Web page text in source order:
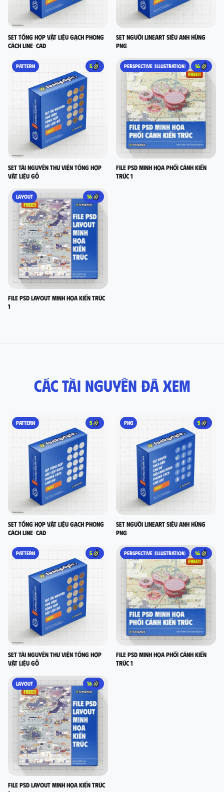
set tổng hợp vật liệu gạch phong
cách LINE-CAD
Set người lineart siêu anh hùng
PNG
PATTERN 5
Set Tài nguyên thư viện tổng hợp
vật liệu gỗ
PERSPECTIVE (ILLUSTRATION) 16
FILE PSD MINH HỌA PHỐI CẢNH KIẾN
TRÚC 1
LAYOUT 16
FILE PSD LAYOUT MINH HỌA KIẾN TRÚC
1
Các tài nguyên đã xem
PATTERN 5
set tổng hợp vật liệu gạch phong
cách LINE-CAD
PNG 5
Set người lineart siêu anh hùng
PNG
PATTERN 5
Set Tài nguyên thư viện tổng hợp
vật liệu gỗ
PERSPECTIVE (ILLUSTRATION) 16
FILE PSD MINH HỌA PHỐI CẢNH KIẾN
TRÚC 1
LAYOUT 16
FILE PSD LAYOUT MINH HỌA KIẾN TRÚC